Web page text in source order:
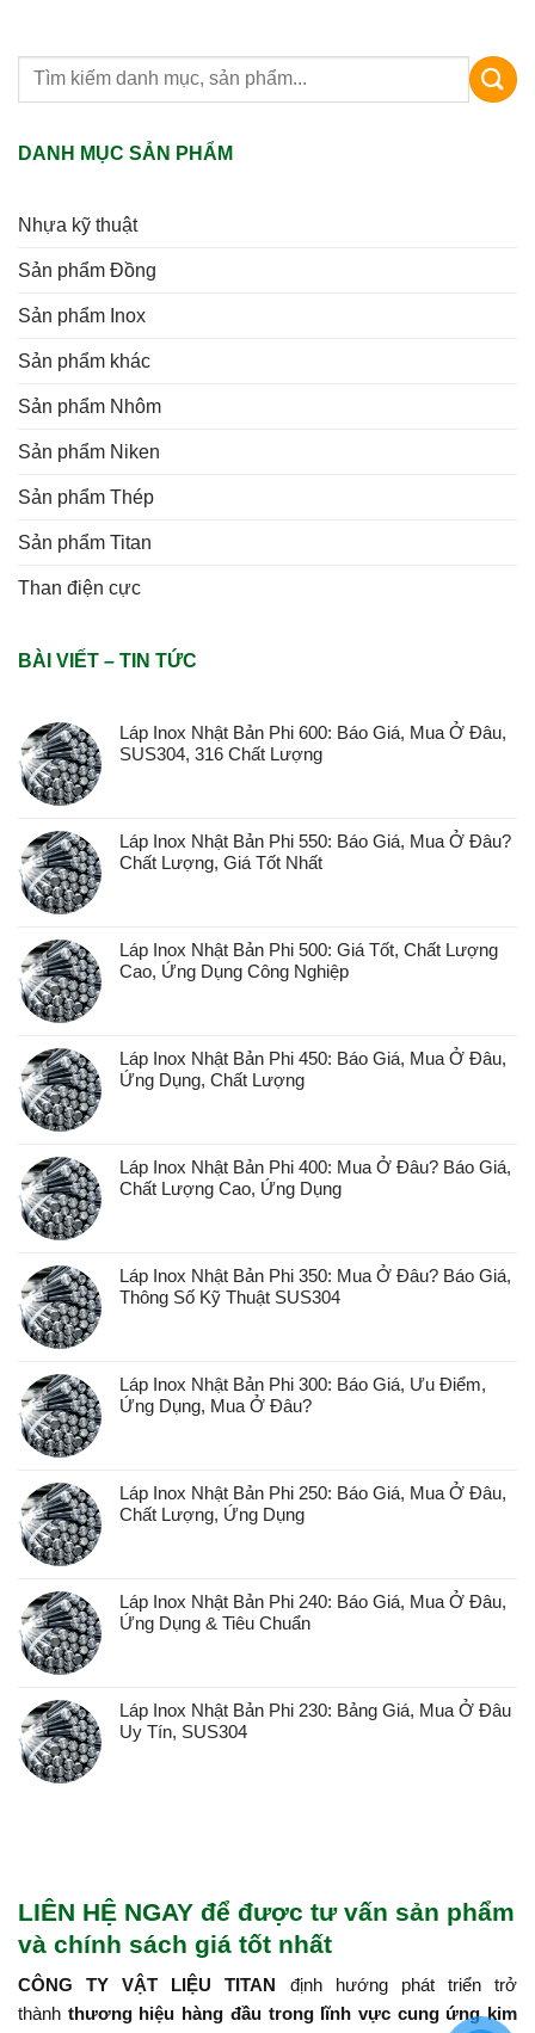
DANH MỤC SẢN PHẨM
Nhựa kỹ thuật
Sản phẩm Đồng
Sản phẩm Inox
Sản phẩm khác
Sản phẩm Nhôm
Sản phẩm Niken
Sản phẩm Thép
Sản phẩm Titan
Than điện cực
BÀI VIẾT – TIN TỨC
Láp Inox Nhật Bản Phi 600: Báo Giá, Mua Ở Đâu,
SUS304, 316 Chất Lượng
Láp Inox Nhật Bản Phi 550: Báo Giá, Mua Ở Đâu?
Chất Lượng, Giá Tốt Nhất
Láp Inox Nhật Bản Phi 500: Giá Tốt, Chất Lượng
Cao, Ứng Dụng Công Nghiệp
Láp Inox Nhật Bản Phi 450: Báo Giá, Mua Ở Đâu,
Ứng Dụng, Chất Lượng
Láp Inox Nhật Bản Phi 400: Mua Ở Đâu? Báo Giá,
Chất Lượng Cao, Ứng Dụng
Láp Inox Nhật Bản Phi 350: Mua Ở Đâu? Báo Giá,
Thông Số Kỹ Thuật SUS304
Láp Inox Nhật Bản Phi 300: Báo Giá, Ưu Điểm,
Ứng Dụng, Mua Ở Đâu?
Láp Inox Nhật Bản Phi 250: Báo Giá, Mua Ở Đâu,
Chất Lượng, Ứng Dụng
Láp Inox Nhật Bản Phi 240: Báo Giá, Mua Ở Đâu,
Ứng Dụng & Tiêu Chuẩn
Láp Inox Nhật Bản Phi 230: Bảng Giá, Mua Ở Đâu
Uy Tín, SUS304
LIÊN HỆ NGAY để được tư vấn sản phẩm
và chính sách giá tốt nhất
CÔNG TY VẬT LIỆU TITAN
định hướng phát triển trở
thành thương hiệu hàng đầu trong lĩnh vực cung ứng kim